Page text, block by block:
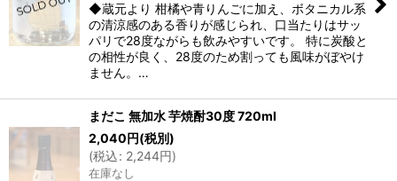
◆蔵元より 柑橘や青りんごに加え、ボタニカル系
の清涼感のある香りが感じられ、口当たりはサッ
パリで28度ながらも飲みやすいです。 特に炭酸と
の相性が良く、28度のため割っても風味がぼやけ
ません。…
まだこ 無加水 芋焼酎30度 720ml
2,040円(税別)
(税込: 2,244円)
在庫なし